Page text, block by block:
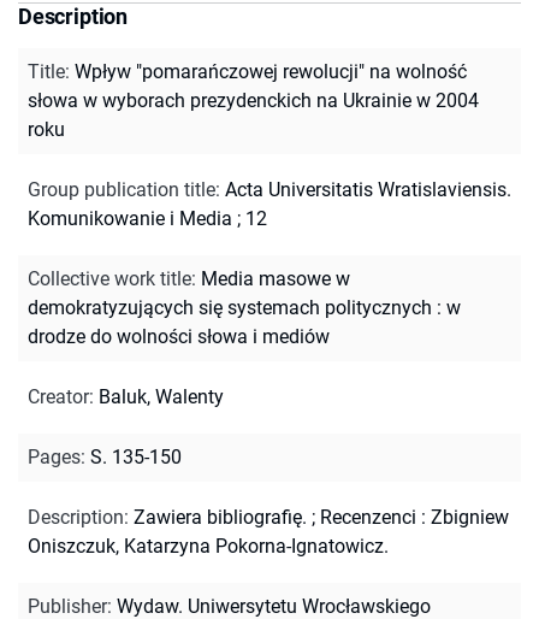
Description
Title: Wpływ "pomarańczowej rewolucji" na wolność
słowa w wyborach prezydenckich na Ukrainie w 2004
roku
Group publication title: Acta Universitatis Wratislaviensis.
Komunikowanie i Media ; 12
Collective work title: Media masowe w
demokratyzujących się systemach politycznych : w
drodze do wolności słowa i mediów
Creator: Baluk, Walenty
Pages: S. 135-150
Description: Zawiera bibliografię. ; Recenzenci : Zbigniew
Oniszczuk, Katarzyna Pokorna-Ignatowicz.
Publisher: Wydaw. Uniwersytetu Wrocławskiego